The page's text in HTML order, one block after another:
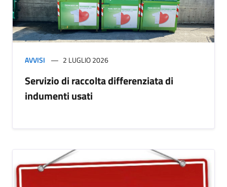
AVVISI 2 LUGLIO 2026
Servizio di raccolta differenziata di
indumenti usati